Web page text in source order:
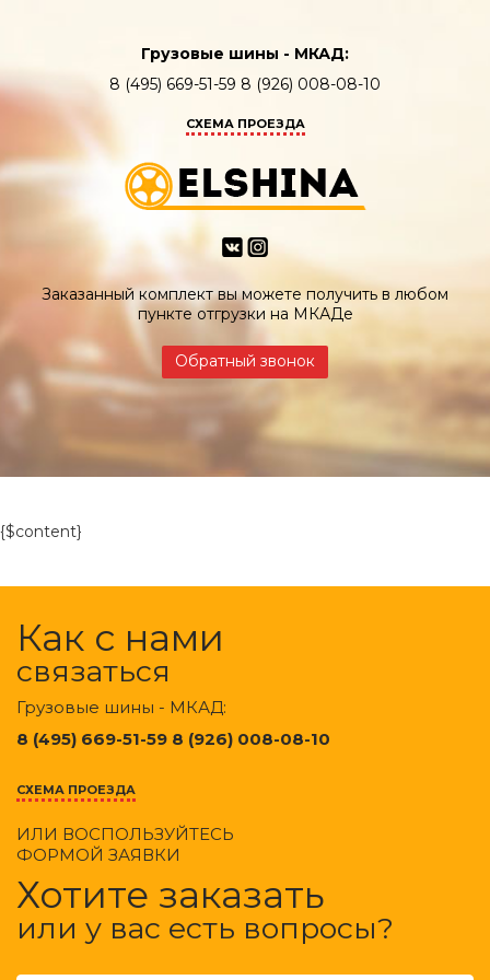
Грузовые шины - МКАД:
8 (495) 669-51-59 8 (926) 008-08-10
СХЕМА ПРОЕЗДА
Заказанный комплект вы можете получить в любом
пункте отгрузки на МКАДе
Обратный звонок
{$content}
Как с нами
связаться
Грузовые шины - МКАД:
8 (495) 669-51-59 8 (926) 008-08-10
СХЕМА ПРОЕЗДА
ИЛИ ВОСПОЛЬЗУЙТЕСЬ
ФОРМОЙ ЗАЯВКИ
Хотите заказать
или у вас есть вопросы?